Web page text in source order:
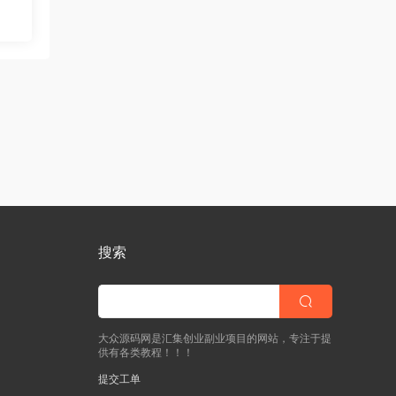
搜索
大众源码网是汇集创业副业项目的网站，专注于提
供有各类教程！！！
提交工单